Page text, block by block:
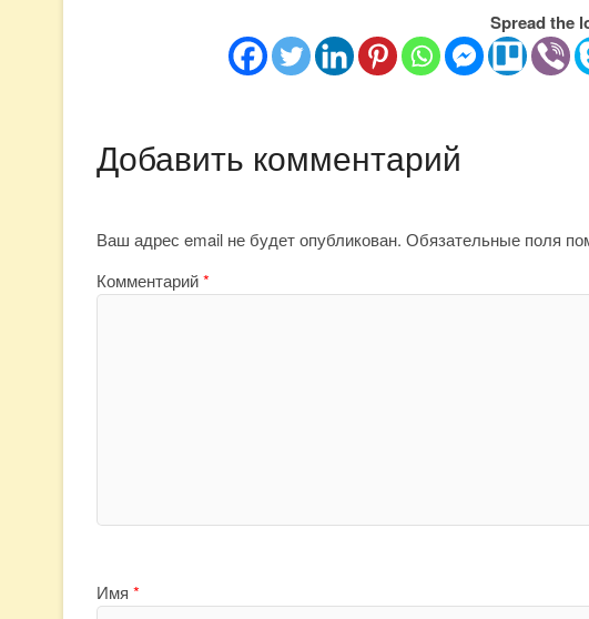
Spread the
Добавить комментарий
Ваш адрес email не будет опубликован. Обязательные поля
Комментарий*
Имя *